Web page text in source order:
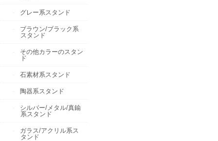
グレー系スタンド
ブラウン/ブラック系
スタンド
その他カラーのスタン
ド
石素材系スタンド
陶器系スタンド
シルバー/メタル/真鍮
系スタンド
ガラス/アクリル系ス
タンド